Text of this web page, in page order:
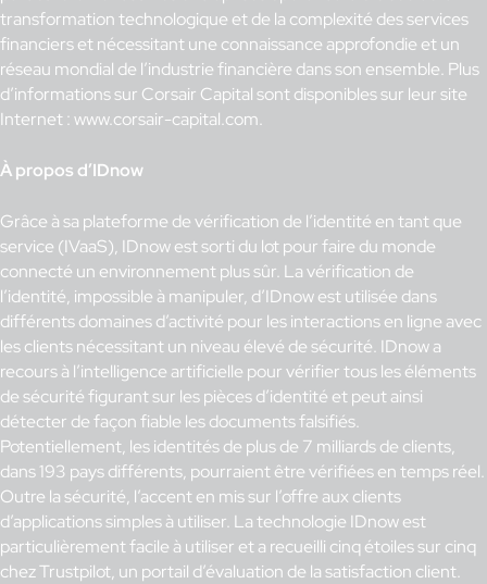
transformation technologique et de la complexité des services
financiers et nécessitant une connaissance approfondie et un
réseau mondial de l’industrie financière dans son ensemble. Plus
d’informations sur Corsair Capital sont disponibles sur leur site
Internet : www.corsair-capital.com.
À propos d’IDnow
Grâce à sa plateforme de vérification de l’identité en tant que
service (IVaaS), IDnow est sorti du lot pour faire du monde
connecté un environnement plus sûr. La vérification de
l’identité, impossible à manipuler, d’IDnow est utilisée dans
différents domaines d’activité pour les interactions en ligne avec
les clients nécessitant un niveau élevé de sécurité. IDnow a
recours à l’intelligence artificielle pour vérifier tous les éléments
de sécurité figurant sur les pièces d’identité et peut ainsi
détecter de façon fiable les documents falsifiés.
Potentiellement, les identités de plus de 7 milliards de clients,
dans 193 pays différents, pourraient être vérifiées en temps réel.
Outre la sécurité, l’accent en mis sur l’offre aux clients
d’applications simples à utiliser. La technologie IDnow est
particulièrement facile à utiliser et a recueilli cinq étoiles sur cinq
chez Trustpilot, un portail d’évaluation de la satisfaction client.